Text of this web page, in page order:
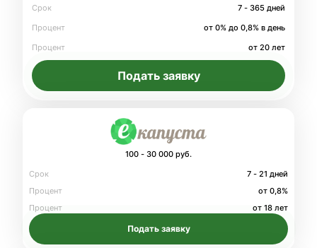
Срок
7 - 365 дней
Процент
от 0% до 0,8% в день
Процент
от 20 лет
Подать заявку
100 - 30 000 руб.
Срок
7 - 21 дней
Процент
от 0,8%
Процент
от 18 лет
Подать заявку